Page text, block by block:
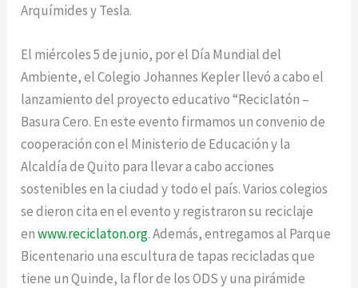
Arquímides y Tesla.
El miércoles 5 de junio, por el Día Mundial del
Ambiente, el Colegio Johannes Kepler llevó a cabo el
lanzamiento del proyecto educativo “Reciclatón –
Basura Cero. En este evento firmamos un convenio de
cooperación con el Ministerio de Educación y la
Alcaldía de Quito para llevar a cabo acciones
sostenibles en la ciudad y todo el país. Varios colegios
se dieron cita en el evento y registraron su reciclaje
enwww.reciclaton.org. Además, entregamos al Parque
Bicentenario una escultura de tapas recicladas que
tiene un Quinde, la flor de los ODS y una pirámide